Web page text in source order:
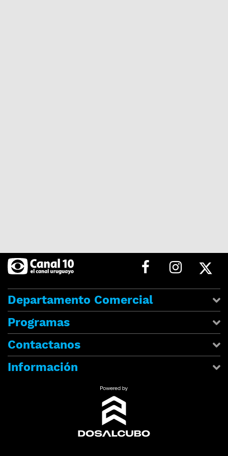
Departamento Comercial
Programas
Contactanos
Información